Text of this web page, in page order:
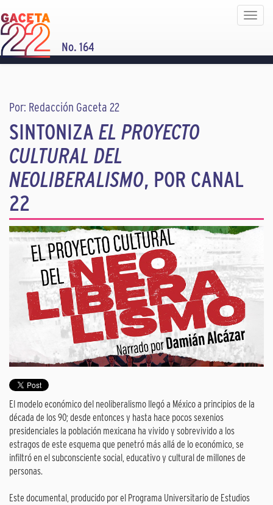
Toggle
No. 164
Por: Redacción Gaceta 22
SINTONIZA EL PROYECTO
CULTURAL DEL
NEOLIBERALISMO, POR CANAL
22
El modelo económico del neoliberalismo llegó a México a principios de la
década de los 90; desde entonces y hasta hace pocos sexenios
presidenciales la población mexicana ha vivido y sobrevivido a los
estragos de este esquema que penetró más allá de lo económico, se
infiltró en el subconsciente social, educativo y cultural de millones de
personas.
Este documental, producido por el Programa Universitario de Estudios